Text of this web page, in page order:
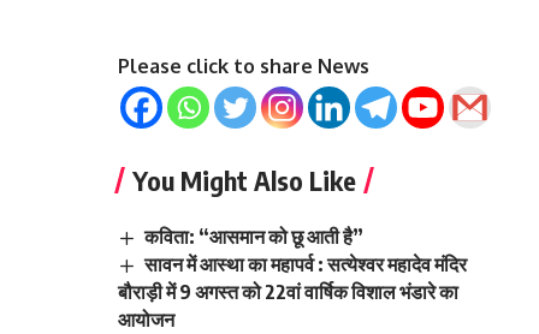
Please click to share News
You Might Also Like
कविता: “आसमान को छू आती है”
सावन में आस्था का महापर्व : सत्येश्वर महादेव मंदिर
बौराड़ी में 9 अगस्त को 22वां वार्षिक विशाल भंडारे का
आयोजन